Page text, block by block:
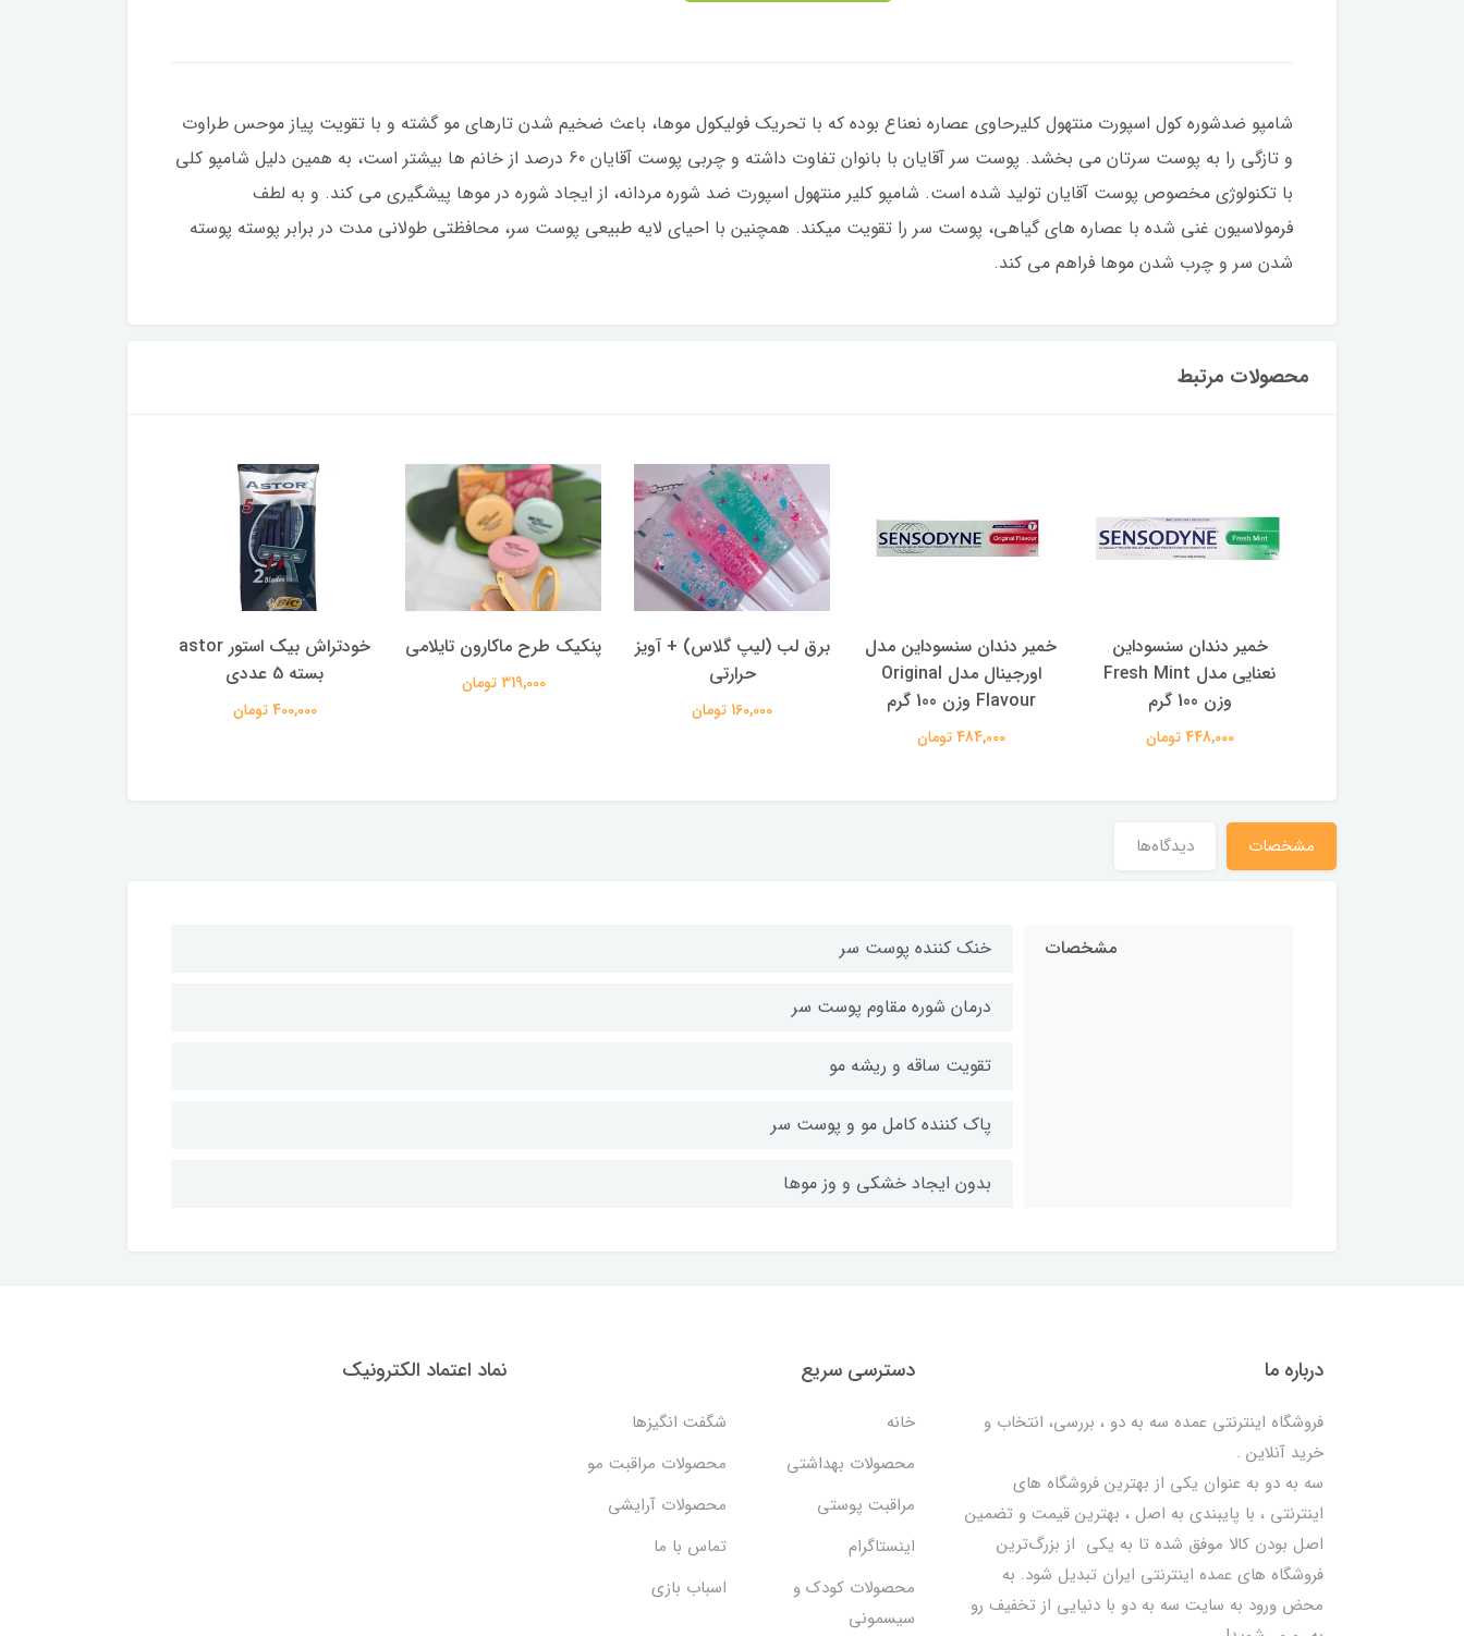
شامپو ضدشوره کول اسپورت منتهول کلیرحاوی عصاره نعناع بوده که با تحریک فولیکول موها، باعث ضخیم شدن تارهای مو گشته و با تقویت پیاز موحس طراوت
و تازگی را به پوست سرتان می بخشد. پوست سر آقایان با بانوان تفاوت داشته و چربی پوست آقایان 60 درصد از خانم ها بیشتر است، به همین دلیل شامپو کلی
با تکنولوژی مخصوص پوست آقایان تولید شده است. شامپو کلیر منتهول اسپورت ضد شوره مردانه، از ایجاد شوره در موها پیشگیری می کند. و به لطف
فرمولاسیون غنی شده با عصاره های گیاهی، پوست سر را تقویت میکند. همچنین با احیای لایه طبیعی پوست سر، محافظتی طولانی مدت در برابر پوسته پوسته
شدن سر و چرب شدن موها فراهم می کند.
محصولات مرتبط
خمیر دندان سنسوداین مدل
اورجینال مدل Original
Flavour وزن 100 گرم
484,000 تومان
برق لب (لیپ گلاس) + آویز
حرارتی
160,000 تومان
پنکیک طرح ماکارون تایلامی
319,000 تومان
خودتراش بیک استور astor
بسته 5 عددی
نفتالین خوشبو کننده مدل
MB وزن 50 گرم
129,000 تومان
مشخصات دیدگاه‌ها
مشخصات خنک کننده پوست سر
درمان شوره مقاوم پوست سر
تقويت ساقه و ريشه مو
پاک کننده کامل مو و پوست سر
بدون ایجاد خشکی و وز موها
درباره ما
فروشگاه اینترنتی عمده سه به دو ، بررسی، انتخاب و
خرید آنلاین .
سه به دو به عنوان یکی از بهترين فروشگاه های
اینترنتی ، با پایبندی به اصل ، بهترين قيمت و تضمین
اصل‌ بودن کالا موفق شده تا به يكي از بزرگ‌ترين
فروشگاه هاي عمده اینترنتی ایران تبدیل شود. به
محض ورود به سایت سه به دو با دنیایی از تخفيف رو
دسترسی سریع
خانه
شگفت انگيزها
محصولات بهداشتي
محصولات مراقبت مو
مراقبت پوستی
محصولات آرایشی
اینستاگرام
تماس با ما
محصولات کودک و
سیسمونی
اسباب بازی
نماد اعتماد الکترونیک